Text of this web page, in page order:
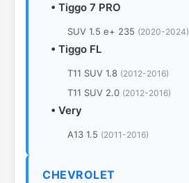
• Tiggo 7 PRO
SUV 1.5 e+ 235 (2020-2024)
• Tiggo FL
T11 SUV 1.8 (2012-2016)
T11 SUV 2.0 (2012-2016)
• Very
A13 1.5 (2011-2016)
CHEVROLET